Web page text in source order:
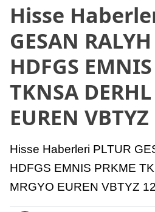
Hisse
GESAN
HDFGS
TKNSA
EUREN
Hisse Haberleri PLTUR
HDFGS EMNIS PRKME
MRGYO EUREN VBTYZ